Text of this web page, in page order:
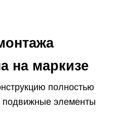
на маркизе
полностью
элементы